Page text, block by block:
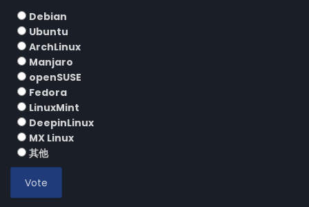
Debian
Ubuntu
ArchLinux
Manjaro
openSUSE
Fedora
LinuxMint
DeepinLinux
MX Linux
其他